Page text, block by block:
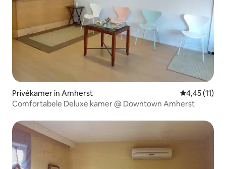
Privékamer in Amherst Gemiddelde
4,45 (11)
Comfortabele Deluxe kamer @ Downtown Amherst